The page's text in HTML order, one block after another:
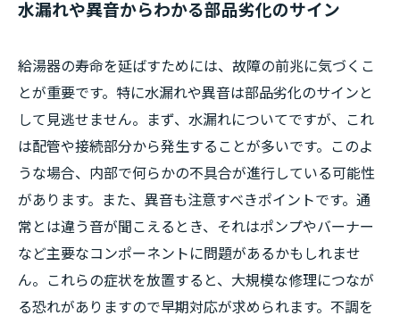
水漏れや異音からわかる部品劣化のサイン
給湯器の寿命を延ばすためには、故障の前兆に気づくこ
とが重要です。特に水漏れや異音は部品劣化のサインと
して見逃せません。まず、水漏れについてですが、これ
は配管や接続部分から発生することが多いです。このよ
うな場合、内部で何らかの不具合が進行している可能性
があります。また、異音も注意すべきポイントです。通
常とは違う音が聞こえるとき、それはポンプやバーナー
など主要なコンポーネントに問題があるかもしれませ
ん。これらの症状を放置すると、大規模な修理につなが
る恐れがありますので早期対応が求められます。不調を